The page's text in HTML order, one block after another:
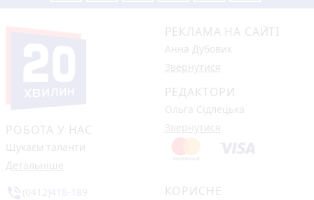
РОБОТА У НАС
Шукаєм таланти
Детальніше
РЕКЛАМА НА САЙТІ
Анна Дубовик
Звернутися
РЕДАКТОРИ
Ольга Сідлецька
Звернутися
КОРИСНЕ